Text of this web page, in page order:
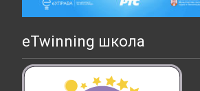
eTwinning школа